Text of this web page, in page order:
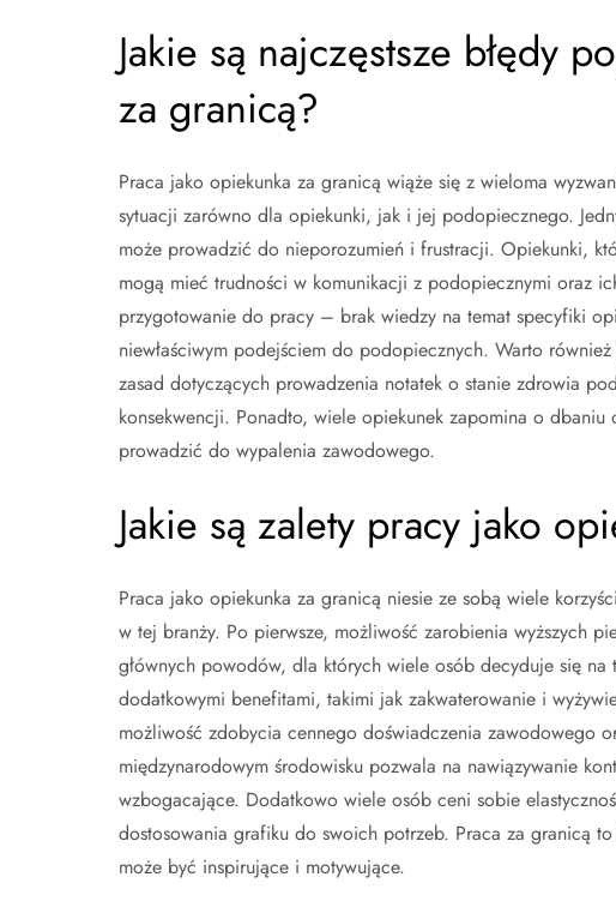
Jakie są najczęstsze błędy
za granicą?
Praca jako opiekunka za granicą wiąże się z wieloma
sytuacji zarówno dla opiekunki, jak i jej podopiecznego.
może prowadzić do nieporozumień i frustracji. Opiekunki,
mogą mieć trudności w komunikacji z podopiecznymi oraz
przygotowanie do pracy – brak wiedzy na temat specyfiki
niewłaściwym podejściem do podopiecznych. Warto
zasad dotyczących prowadzenia notatek o stanie zdrowia
konsekwencji. Ponadto, wiele opiekunek zapomina o
prowadzić do wypalenia zawodowego.
Jakie są zalety pracy jako
Praca jako opiekunka za granicą niesie ze sobą wiele
w tej branży. Po pierwsze, możliwość zarobienia wyższych
głównych powodów, dla których wiele osób decyduje się
dodatkowymi benefitami, takimi jak zakwaterowanie i
możliwość zdobycia cennego doświadczenia zawodowego
międzynarodowym środowisku pozwala na nawiązywanie
wzbogacające. Dodatkowo wiele osób ceni sobie
dostosowania grafiku do swoich potrzeb. Praca za granicą
może być inspirujące i motywujące.